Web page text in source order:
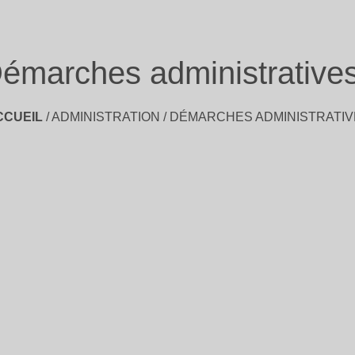
/ADMINISTRATION / DÉMARCHES